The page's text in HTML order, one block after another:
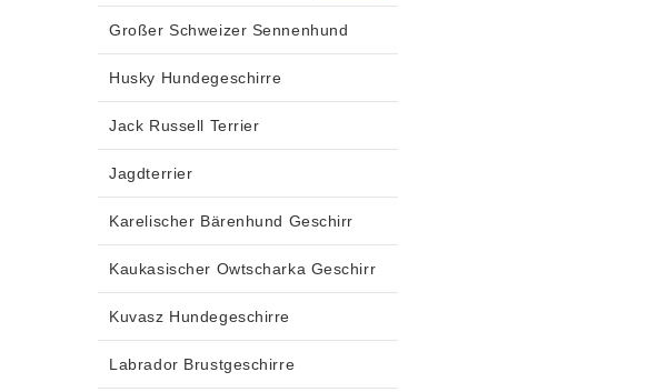
Großer Schweizer Sennenhund
Husky Hundegeschirre
Jack Russell Terrier
Jagdterrier
Karelischer Bärenhund Geschirr
Kaukasischer Owtscharka Geschirr
Kuvasz Hundegeschirre
Labrador Brustgeschirre